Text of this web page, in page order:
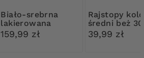
Biało-srebrna
lakierowana
kopertówka
159,99 zł
Rajstopy kolor
średni beż
Ribessa
39,99 zł